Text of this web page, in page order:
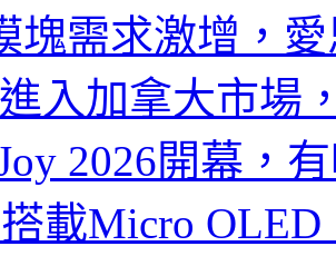
塊需求激增，
入加拿大市場
2026開幕，
載Micro